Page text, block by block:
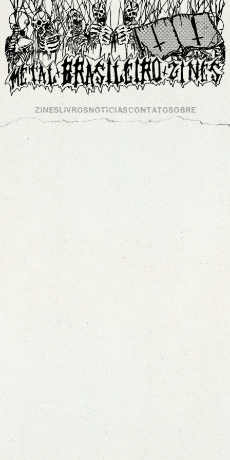
ZINESLIVROSNOTICIASCONTATOSOBRE
ARQUIVOS WC ZINE 3
Ver zine anterior Ver próximo zine